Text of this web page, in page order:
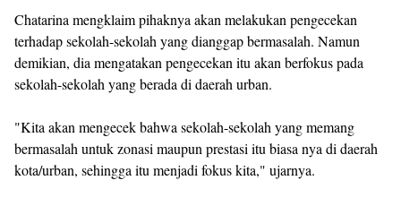
Chatarina mengklaim pihaknya akan melakukan pengecekan
terhadap sekolah-sekolah yang dianggap bermasalah. Namun
demikian, dia mengatakan pengecekan itu akan berfokus pada
sekolah-sekolah yang berada di daerah urban.
"Kita akan mengecek bahwa sekolah-sekolah yang memang
bermasalah untuk zonasi maupun prestasi itu biasa nya di daerah
kota/urban, sehingga itu menjadi fokus kita," ujarnya.